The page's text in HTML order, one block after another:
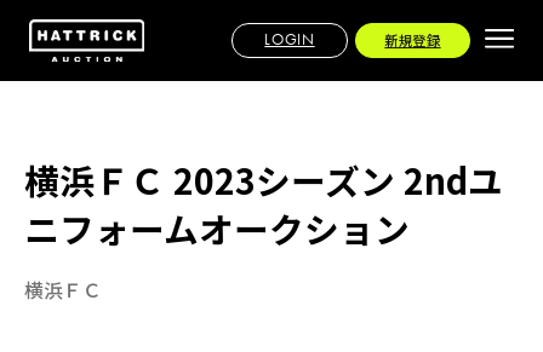
LOGIN 新規登録
横浜ＦＣ 2023シーズン 2ndユ
ニフォームオークション
横浜ＦＣ